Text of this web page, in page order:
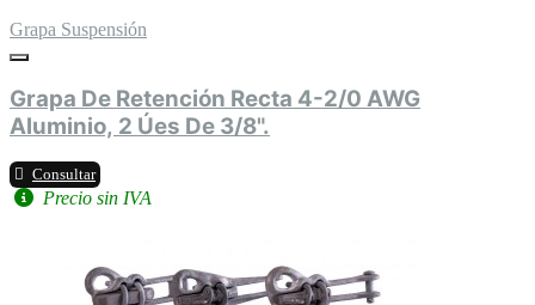
Grapa Suspensión
Grapa De Retención Recta 4-2/0 AWG
Aluminio, 2 Úes De 3/8".
Consultar
Precio sin IVA